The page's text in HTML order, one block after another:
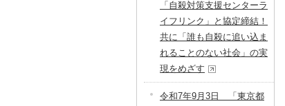
「自殺対策支援センターラ
イフリンク」と協定締結！
共に「誰も自殺に追い込ま
れることのない社会」の実
現をめざす
令和7年9月3日 「東京都